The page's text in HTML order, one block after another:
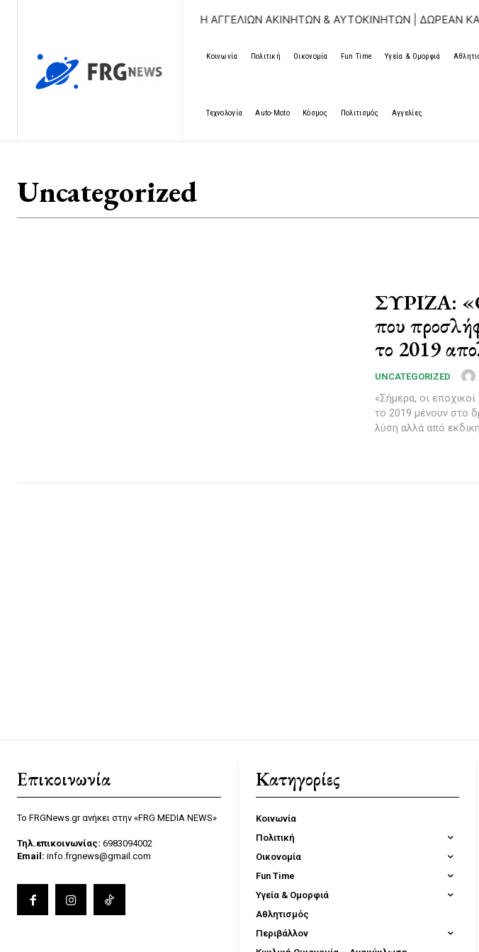
ΔΩΡΕΑΝ ΚΑΤΑΧΩΡΗΣΗ ΑΓΓΕΛΙΩΝ ΑΚΙΝΗΤΩΝ & ΑΥΤΟΚΙΝΗΤΩΝ | ΔΩΡΕΑΝ
Κοινωνία Πολιτική Οικονομία Fun Time Υγεία & Ομορφιά
Τεχνολογία Auto-Moto Κόσμος Πολιτισμός Αγγελίες
Uncategorized
ΣΥΡΙΖΑ:
που
το 2019
UNCATEGORIZED
«Σήμερα, οι
το 2019 μένουν στο
λύση αλλά από
Επικοινωνία
Το FRGNews.gr ανήκει στην «FRG MEDIA NEWS»
Τηλ.επικοινωνίας: 6983094002
Email: info.frgnews@gmail.com
Κατηγορίες
Κοινωνία
Πολιτική
Οικονομία
Fun Time
Υγεία & Ομορφιά
Αθλητισμός
Περιβάλλον